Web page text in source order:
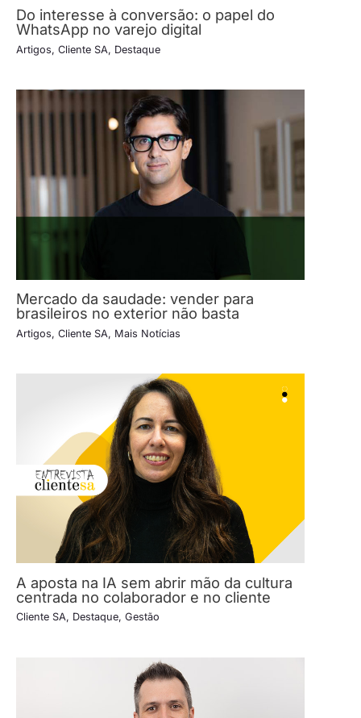
Do interesse à conversão: o papel do
WhatsApp no varejo digital
Artigos, Cliente SA, Destaque
Mercado da saudade: vender para
brasileiros no exterior não basta
Artigos, Cliente SA, Mais Notícias
A aposta na IA sem abrir mão da cultura
centrada no colaborador e no cliente
Cliente SA, Destaque, Gestão